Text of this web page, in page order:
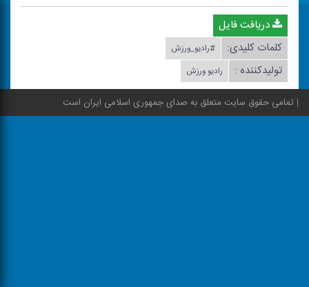
دریافت فایل
کلمات کلیدی:
#رادیو_ورزش
تولیدکننده : رادیو ورزش
تمامی حقوق سایت متعلق به صدای جمهوری اسلامی ایران است